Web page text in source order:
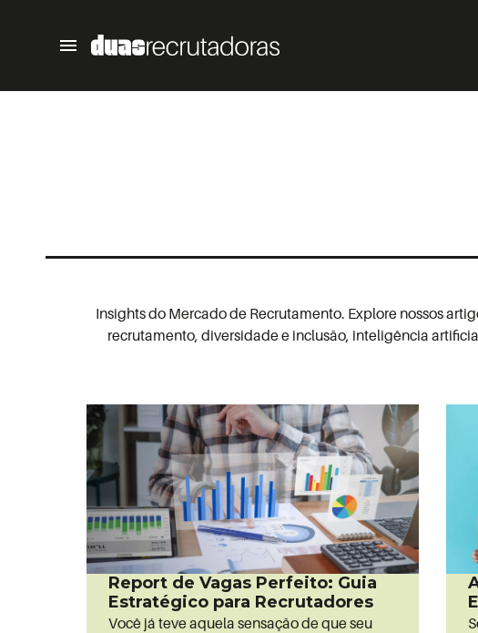
Insights do Mercado de Recrutamento. Explore nossos
recrutamento, diversidade e inclusão, inteligência
Report de Vagas Perfeito: Guia
Estratégico para Recrutadores
Você já teve aquela sensação de que seu